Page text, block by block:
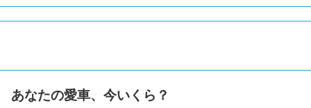
あなたの愛車、今いくら？